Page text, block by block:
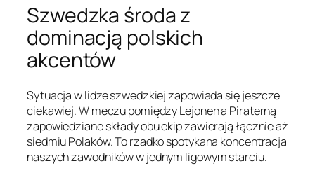
Szwedzka środa z
dominacją polskich
akcentów
Sytuacja w lidze szwedzkiej zapowiada się jeszcze
ciekawiej. W meczu pomiędzy Lejonen a Piraterną
zapowiedziane składy obu ekip zawierają łącznie aż
siedmiu Polaków. To rzadko spotykana koncentracja
naszych zawodników w jednym ligowym starciu.